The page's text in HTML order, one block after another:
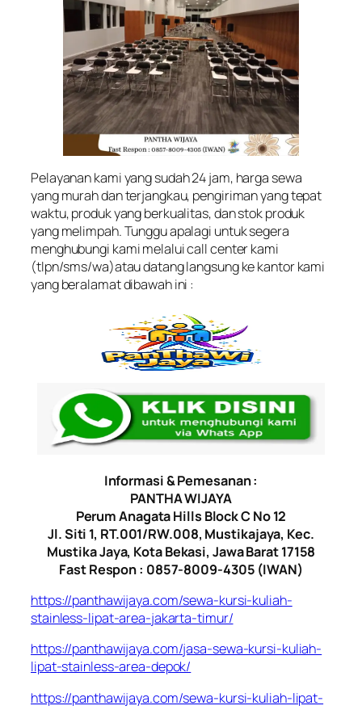
Pelayanan kami yang sudah 24 jam, harga sewa
yang murah dan terjangkau, pengiriman yang tepat
waktu, produk yang berkualitas, dan stok produk
yang melimpah. Tunggu apalagi untuk segera
menghubungi kami melalui call center kami
(tlpn/sms/wa)atau datang langsung ke kantor kami
yang beralamat dibawah ini :
Informasi & Pemesanan :
PANTHA WIJAYA
Perum Anagata Hills Block C No 12
Jl. Siti 1, RT.001/RW.008, Mustikajaya, Kec.
Mustika Jaya, Kota Bekasi, Jawa Barat 17158
Fast Respon : 0857-8009-4305 (IWAN)
https://panthawijaya.com/sewa-kursi-kuliah-
stainless-lipat-area-jakarta-timur/
https://panthawijaya.com/jasa-sewa-kursi-kuliah-
lipat-stainless-area-depok/
https://panthawijaya.com/sewa-kursi-kuliah-lipat-